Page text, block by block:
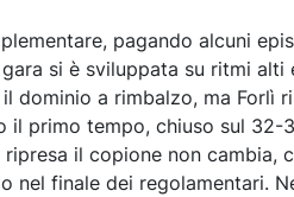
pagando alcuni
si è sviluppata su ritmi alti
dominio a rimbalzo, ma Forlì
il primo tempo, chiuso sul 32-
il copione non cambia,
nel finale dei regolamentari.